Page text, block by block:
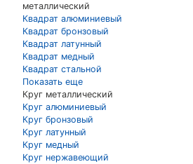
металлический
Квадрат алюминиевый
Квадрат бронзовый
Квадрат латунный
Квадрат медный
Квадрат стальной
Показать еще
Круг металлический
Круг алюминиевый
Круг бронзовый
Круг латунный
Круг медный
Круг нержавеющий